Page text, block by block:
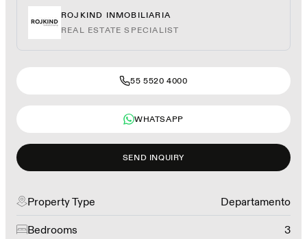
ROJKIND INMOBILIARIA
REAL ESTATE SPECIALIST
55 5520 4000
WHATSAPP
SEND INQUIRY
Property Type Departamento
Bedrooms 3